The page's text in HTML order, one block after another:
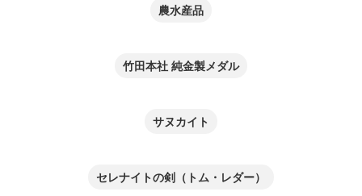
農水産品
竹田本社 純金製メダル
サヌカイト
セレナイトの剣（トム・レダー）